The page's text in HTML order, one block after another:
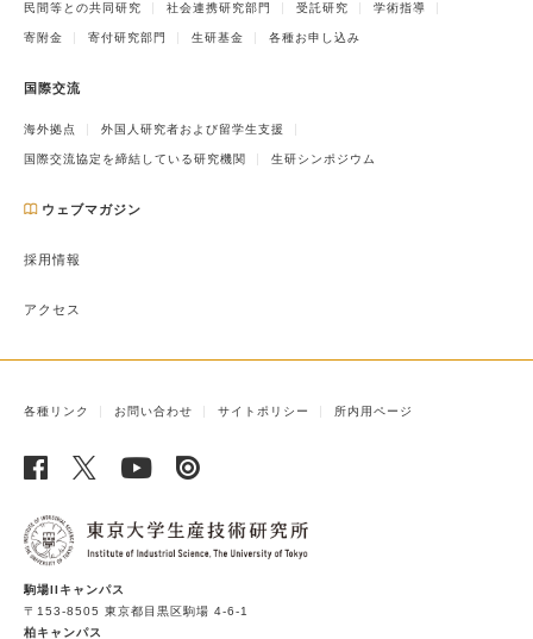
民間等との共同研究 社会連携研究部門 受託研究 学術指導
寄附金 寄付研究部門 生研基金 各種お申し込み
国際交流
海外拠点 外国人研究者および留学生支援
国際交流協定を締結している研究機関 生研シンポジウム
ウェブマガジン
採用情報
アクセス
各種リンク お問い合わせ サイトポリシー 所内用ページ
駒場IIキャンパス
〒153-8505 東京都目黒区駒場 4-6-1
柏キャンパス